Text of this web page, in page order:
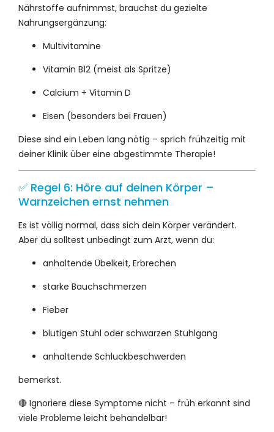
Nährstoffe aufnimmst, brauchst du gezielte
Nahrungsergänzung:
Multivitamine
Vitamin B12 (meist als Spritze)
Calcium + Vitamin D
Eisen (besonders bei Frauen)
Diese sind ein Leben lang nötig – sprich frühzeitig mit
deiner Klinik über eine abgestimmte Therapie!
✅ Regel 6: Höre auf deinen Körper –
Warnzeichen ernst nehmen
Es ist völlig normal, dass sich dein Körper verändert.
Aber du solltest unbedingt zum Arzt, wenn du:
anhaltende Übelkeit, Erbrechen
starke Bauchschmerzen
Fieber
blutigen Stuhl oder schwarzen Stuhlgang
anhaltende Schluckbeschwerden
bemerkst.
🔴 Ignoriere diese Symptome nicht – früh erkannt sind
viele Probleme leicht behandelbar!